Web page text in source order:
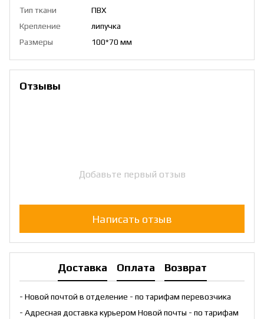
Тип ткани
ПВХ
Крепление
липучка
Размеры
100*70 мм
Отзывы
Добавьте первый отзыв
Написать отзыв
Доставка Оплата Возврат
- Новой почтой в отделение - по тарифам перевозчика
- Адресная доставка курьером Новой почты - по тарифам